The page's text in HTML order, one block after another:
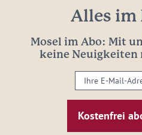
Alles im
Mosel im Abo: Mit
keine Neuigkeiten
Ihre
E-
Mail-
Adresse: